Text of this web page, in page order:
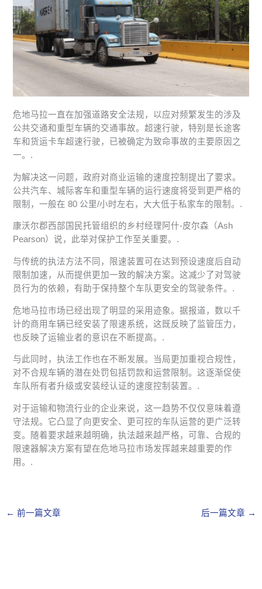
危地马拉一直在加强道路安全法规，以应对频繁发生的涉及
公共交通和重型车辆的交通事故。超速行驶，特别是长途客
车和货运卡车超速行驶，已被确定为致命事故的主要原因之
一。.
为解决这一问题，政府对商业运输的速度控制提出了要求。
公共汽车、城际客车和重型车辆的运行速度将受到更严格的
限制，一般在 80 公里/小时左右，大大低于私家车的限制。.
康沃尔郡西部国民托管组织的乡村经理阿什-皮尔森（Ash
Pearson）说，此举对保护工作至关重要。.
与传统的执法方法不同，限速装置可在达到预设速度后自动
限制加速，从而提供更加一致的解决方案。这减少了对驾驶
员行为的依赖，有助于保持整个车队更安全的驾驶条件。.
危地马拉市场已经出现了明显的采用迹象。据报道，数以千
计的商用车辆已经安装了限速系统，这既反映了监管压力，
也反映了运输业者的意识在不断提高。.
与此同时，执法工作也在不断发展。当局更加重视合规性，
对不合规车辆的潜在处罚包括罚款和运营限制。这逐渐促使
车队所有者升级或安装经认证的速度控制装置。.
对于运输和物流行业的企业来说，这一趋势不仅仅意味着遵
守法规。它凸显了向更安全、更可控的车队运营的更广泛转
变。随着要求越来越明确，执法越来越严格，可靠、合规的
限速器解决方案有望在危地马拉市场发挥越来越重要的作
用。.
← 前一篇文章 后一篇文章 →